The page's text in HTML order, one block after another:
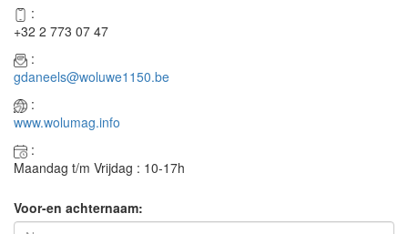
:
+32 2 773 07 47
:
gdaneels@woluwe1150.be
:
www.wolumag.info
:
Maandag t/m Vrijdag : 10-17h
Voor-en achternaam: